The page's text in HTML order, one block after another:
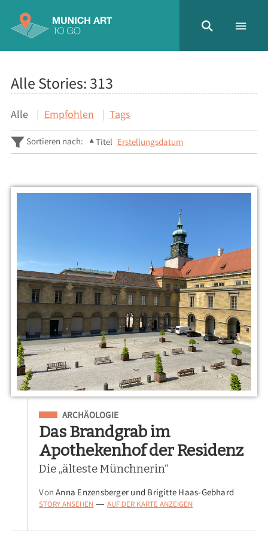
Alle Stories: 313
Alle Empfohlen Tags
Sortieren nach: Titel Erstellungsdatum
Eingeordnet unter
ARCHÄOLOGIE
Das Brandgrab im
Apothekenhof der Residenz
Die „älteste Münchnerin“
VonAnna Enzensberger und Brigitte Haas-Gebhard
STORY ANSEHEN — AUF DER KARTE ANZEIGEN